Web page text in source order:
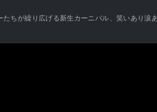
ちが繰り広げる新生カーニバル、笑いあり涙